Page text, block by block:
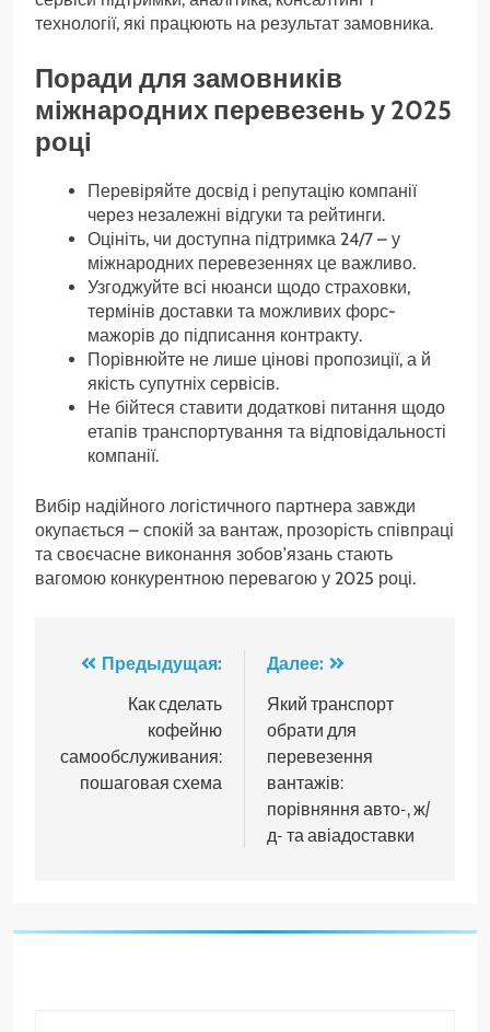
технології, які працюють на результат замовника.
Поради для замовників
міжнародних перевезень у 2025
році
Перевіряйте досвід і репутацію компанії
через незалежні відгуки та рейтинги.
Оцініть, чи доступна підтримка 24/7 – у
міжнародних перевезеннях це важливо.
Узгоджуйте всі нюанси щодо страховки,
термінів доставки та можливих форс-
мажорів до підписання контракту.
Порівнюйте не лише цінові пропозиції, а й
якість супутніх сервісів.
Не бійтеся ставити додаткові питання щодо
етапів транспортування та відповідальності
компанії.
Вибір надійного логістичного партнера завжди
окупається – спокій за вантаж, прозорість співпраці
та своєчасне виконання зобов’язань стають
вагомою конкурентною перевагою у 2025 році.
Навигация
записям
Предыдущая:
Как сделать
кофейню
самообслуживания:
пошаговая схема
Далее:
Який транспорт
обрати для
перевезення
вантажів:
порівняння авто-, ж/
д- та авіадоставки